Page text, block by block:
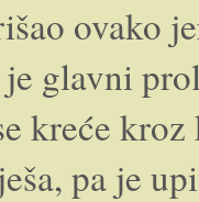
ovako
glavni
kreće
pa je